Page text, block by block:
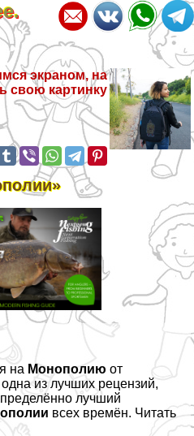
экраном, на
свою картинку
на Монополию от
из лучших рецензий,
лучший
всех времён. Читать